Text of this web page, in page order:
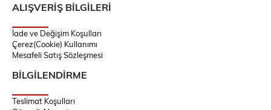
ALIŞVERİŞ BİLGİLERİ
İade ve Değişim Koşulları
Çerez(Cookie) Kullanımı
Mesafeli Satış Sözleşmesi
BİLGİLENDİRME
Teslimat Koşulları